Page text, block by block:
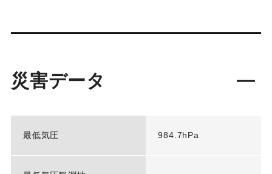
災害データ
最低気圧 984.7hPa